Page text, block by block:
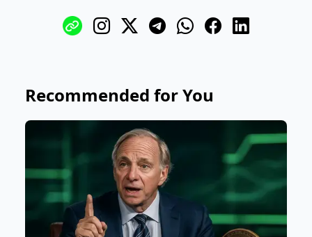
Recommended for You